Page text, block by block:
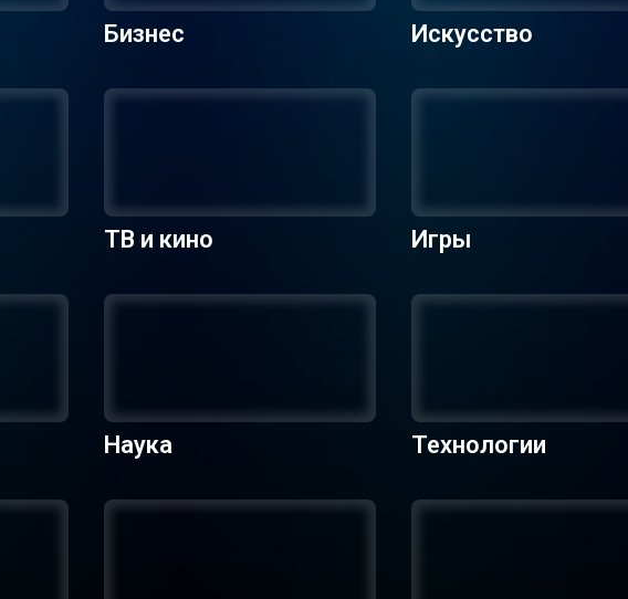
Бизнес Искусство
ТВ и кино Игры
Наука Технологии